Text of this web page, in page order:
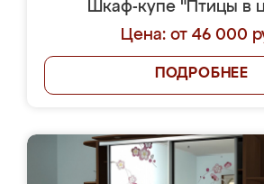
Шкаф-купе "Птицы в
Цена: от 46 000
ПОДРОБНЕЕ